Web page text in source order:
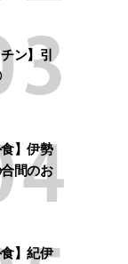
ン】引
】伊勢
間のお
】紀伊